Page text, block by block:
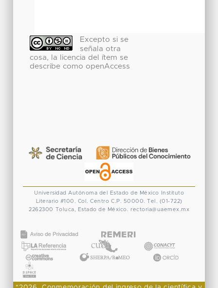
Excepto si se
señala otra
cosa, la licencia del ítem se
describe como openAccess
Universidad Autónoma del Estado de México
Instituto
Literario #100. Col. Centro C.P. 50000. Tel. (01-722)
2262300 Toluca, Estado de México. rectoria@uaemex.mx